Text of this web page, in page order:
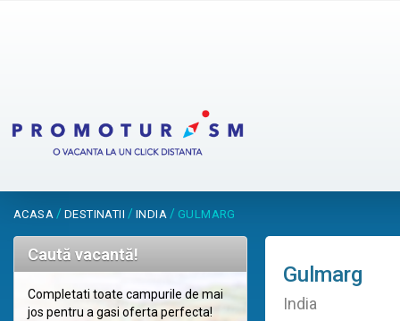
ACASA / DESTINATII / INDIA / GULMARG
Caută vacantă!
Completati toate campurile de mai
jos pentru a gasi oferta perfecta!
Gulmarg
India